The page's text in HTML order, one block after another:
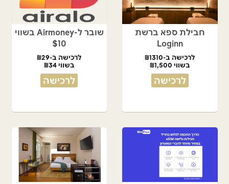
חבילת ספא ברשת
Loginn
לרכישה ב-₪1310
בשווי ₪1,500
לרכישה
שובר ל-Airmoney בשווי
$10
לרכישה ב-₪29
בשווי ₪34
לרכישה